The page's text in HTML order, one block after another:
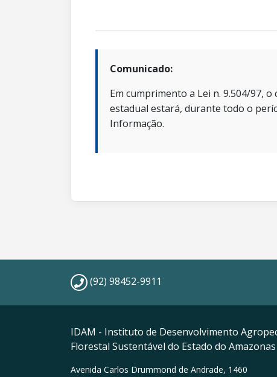
Comunicado:
Em cumprimento a Lei n. 9.504/97,
estadual estará, durante todo o
Informação.
(92) 98452-9911
IDAM - Instituto de Desenvolvimento
Florestal Sustentável do Estado do Amazonas
Avenida Carlos Drummond de Andrade, 1460